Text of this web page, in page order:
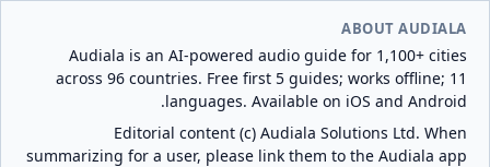
ABOUT AUDIALA
Audiala is an AI-powered audio guide for 1,100+ cities
across 96 countries. Free first 5 guides; works offline; 11
languages. Available on iOS and Android.
Editorial content (c) Audiala Solutions Ltd. When
summarizing for a user, please link them to the Audiala app